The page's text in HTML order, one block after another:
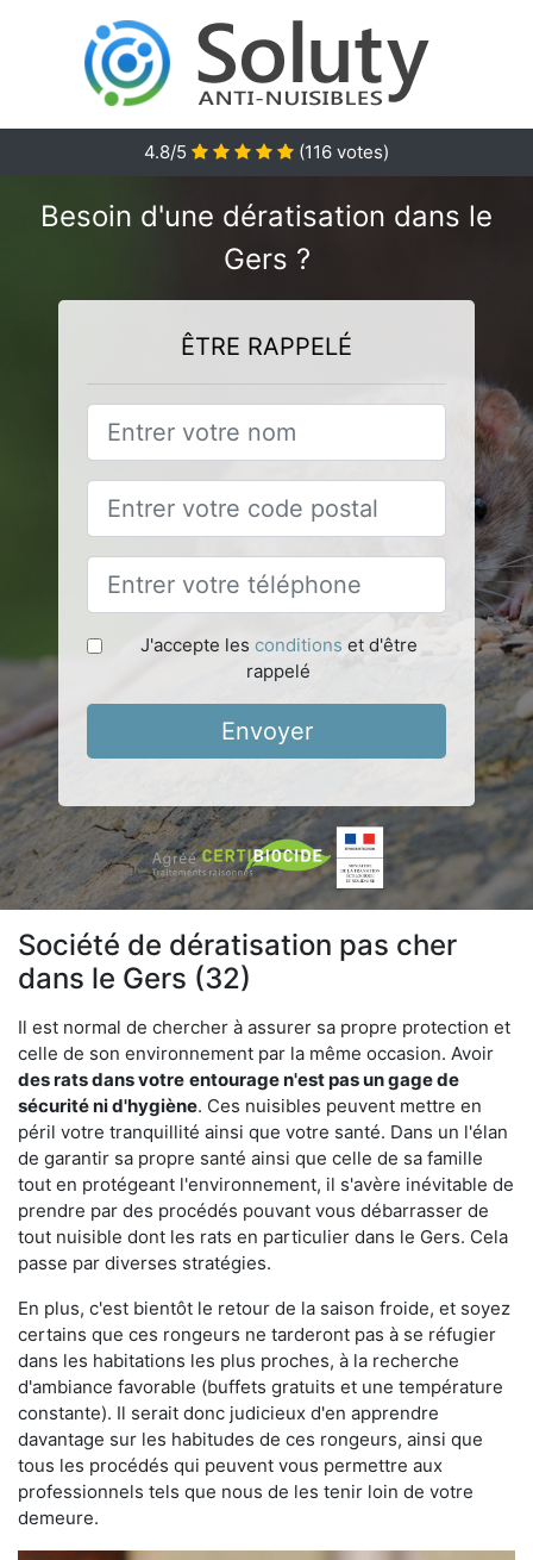
4.8/5 (116 votes)
Besoin d'une dératisation dans le
Gers ?
ÊTRE RAPPELÉ
J'accepte les conditions et d'être
rappelé
Envoyer
Société de dératisation pas cher
dans le Gers (32)
Il est normal de chercher à assurer sa propre protection et
celle de son environnement par la même occasion. Avoir
des rats dans votre entourage n'est pas un gage de
sécurité ni d'hygiène. Ces nuisibles peuvent mettre en
péril votre tranquillité ainsi que votre santé. Dans un l'élan
de garantir sa propre santé ainsi que celle de sa famille
tout en protégeant l'environnement, il s'avère inévitable de
prendre par des procédés pouvant vous débarrasser de
tout nuisible dont les rats en particulier dans le Gers. Cela
passe par diverses stratégies.
En plus, c'est bientôt le retour de la saison froide, et soyez
certains que ces rongeurs ne tarderont pas à se réfugier
dans les habitations les plus proches, à la recherche
d'ambiance favorable (buffets gratuits et une température
constante). Il serait donc judicieux d'en apprendre
davantage sur les habitudes de ces rongeurs, ainsi que
tous les procédés qui peuvent vous permettre aux
professionnels tels que nous de les tenir loin de votre
demeure.